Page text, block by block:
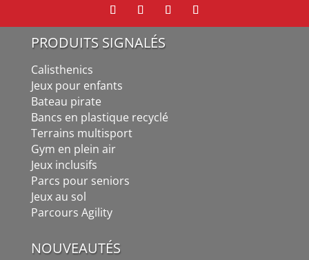
PRODUITS SIGNALÉS
Calisthenics
Jeux pour enfants
Bateau pirate
Bancs en plastique recyclé
Terrains multisport
Gym en plein air
Jeux inclusifs
Parcs pour seniors
Jeux au sol
Parcours Agility
NOUVEAUTÉS